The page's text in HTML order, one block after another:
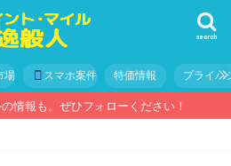
search
場 スマホ案件 特価情報 プライバ
情報も。ぜひフォローください！